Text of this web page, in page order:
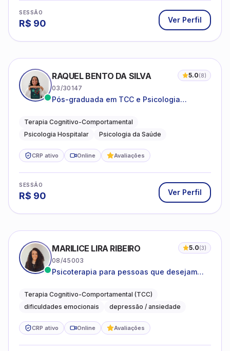
SESSÃO
R$ 90 Ver Perfil
RAQUEL BENTO DA SILVA 5.0(8)
03/30147
Pós-graduada em TCC e Psicologia
Terapia Cognitivo-Comportamental
Psicologia Hospitalar
Psicologia da Saúde
CRP ativo Online Avaliações
SESSÃO
R$ 90 Ver Perfil
MARILICE LIRA RIBEIRO 5.0(3)
08/45003
Psicoterapia para pessoas que desejam
dificuldades do dia a dia
Terapia Cognitivo-Comportamental (TCC)
dificuldades emocionais
depressão / ansiedade
CRP ativo Online Avaliações